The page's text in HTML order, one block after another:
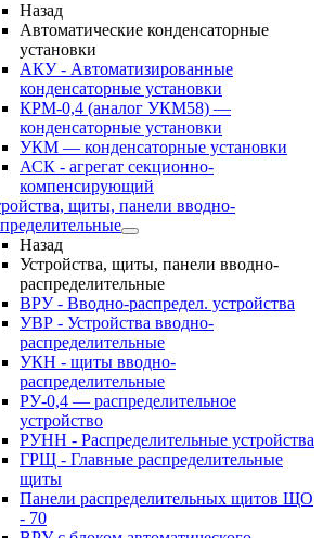
Назад
Автоматические конденсаторные
установки
АКУ - Автоматизированные
конденсаторные установки
КРМ-0,4 (аналог УКМ58) —
конденсаторные установки
УКМ — конденсаторные установки
АСК - агрегат секционно-
компенсирующий
щиты, панели вводно-
Назад
Устройства, щиты, панели вводно-
распределительные
ВРУ - Вводно-распредел. устройства
УВР - Устройства вводно-
распределительные
УКН - щиты вводно-
распределительные
РУ-0,4 — распределительное
устройство
РУНН - Распределительные устройства
ГРЩ - Главные распределительные
щиты
Панели распределительных щитов ЩО
- 70